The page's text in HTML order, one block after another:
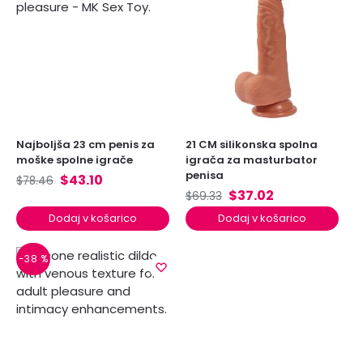
Najboljša 23 cm penis za
moške spolne igrače
$78.46 $43.10
Dodaj v košarico
21 CM silikonska spolna
igrača za masturbator
penisa
$69.33 $37.02
Dodaj v košarico
-38 %